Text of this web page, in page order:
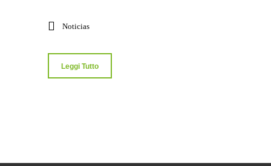
Noticias
Leggi Tutto